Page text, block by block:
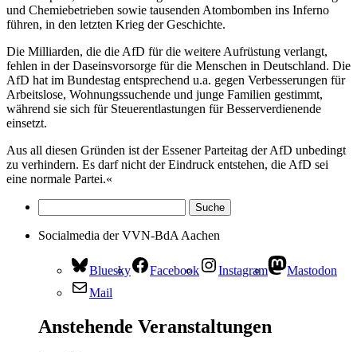
und Chemiebetrieben sowie tausenden Atombomben ins Inferno
führen, in den letzten Krieg der Geschichte.
Die Milliarden, die die AfD für die weitere Aufrüstung verlangt,
fehlen in der Daseinsvorsorge für die Menschen in Deutschland. Die
AfD hat im Bundestag entsprechend u.a. gegen Verbesserungen für
Arbeitslose, Wohnungssuchende und junge Familien gestimmt,
während sie sich für Steuerentlastungen für Besserverdienende
einsetzt.
Aus all diesen Gründen ist der Essener Parteitag der AfD unbedingt
zu verhindern. Es darf nicht der Eindruck entstehen, die AfD sei
eine normale Partei.«
Socialmedia der VVN-BdA Aachen
Bluesky Facebook Instagram
Mastodon
Mail
Anstehende Veranstaltungen